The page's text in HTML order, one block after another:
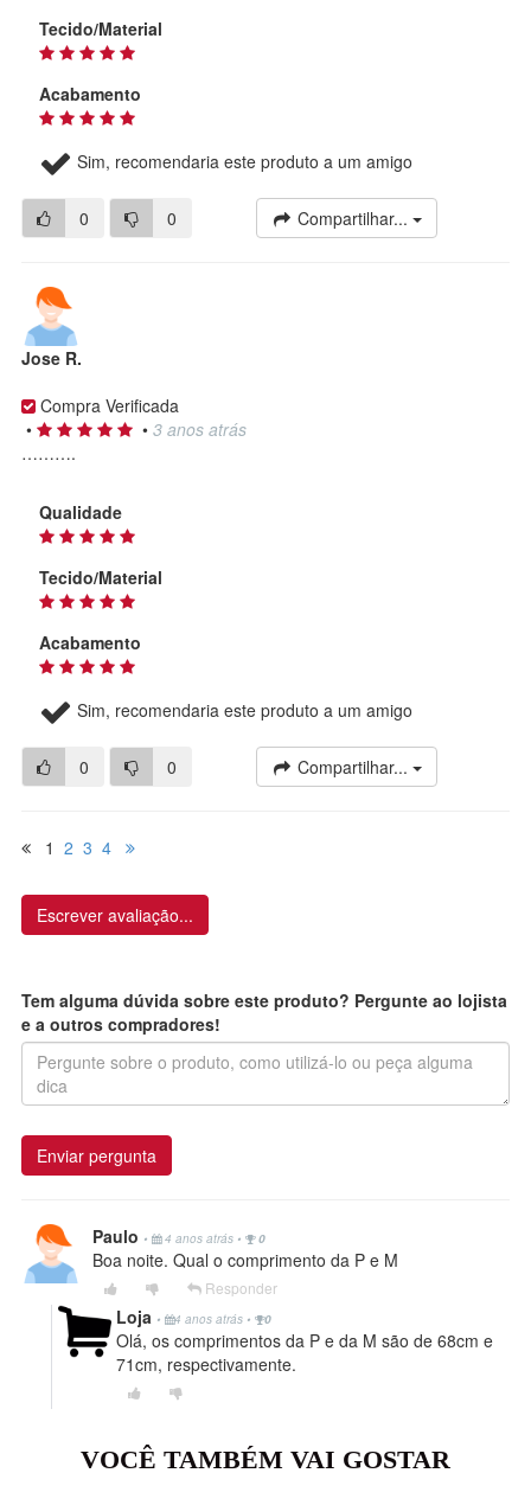
Tecido/Material
Acabamento
Sim, recomendaria este produto a um amigo
0 0 Compartilhar...
Jose R.
Compra Verificada
•
• 3 anos atrás
……….
Qualidade
Tecido/Material
Acabamento
Sim, recomendaria este produto a um amigo
0 0 Compartilhar...
1 2 3 4
Escrever avaliação...
Tem alguma dúvida sobre este produto? Pergunte ao lojista
e a outros compradores!
Enviar pergunta
Paulo • 4 anos atrás • 0
Boa noite. Qual o comprimento da P e M
Responder
Loja • 4 anos atrás • 0
Olá, os comprimentos da P e da M são de 68cm e
71cm, respectivamente.
VOCÊ TAMBÉM VAI GOSTAR